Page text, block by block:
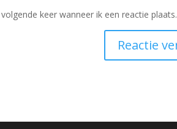
keer wanneer ik een reactie plaats.